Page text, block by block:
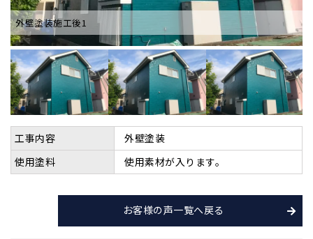
外壁塗装施工後1
工事内容
外壁塗装
使用塗料
使用素材が入ります。
お客様の声一覧へ戻る